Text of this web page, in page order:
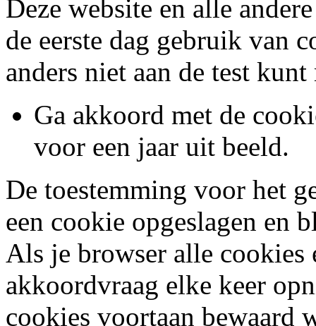
Deze website en alle
de eerste dag gebruik van
anders niet aan de test kunt
Ga akkoord met de
voor een jaar uit beeld.
De toestemming voor het
een cookie opgeslagen en
Als je browser alle
akkoordvraag elke keer
cookies voortaan bewaard